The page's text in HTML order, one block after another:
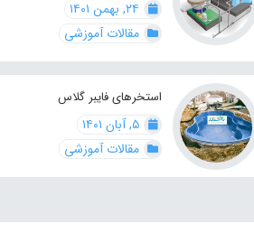
مقالات آموزشی
استخرهای فایبر گلاس
مقالات آموزشی